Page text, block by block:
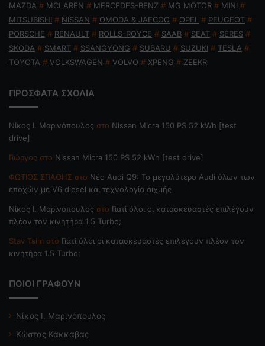
MAZDA # MCLAREN # MERCEDES-BENZ # MG MOTOR # MINI #
MITSUBISHI # NISSAN # OMODA & JAECOO # OPEL # PEUGEOT #
PORSCHE # RENAULT # ROLLS-ROYCE # SAAB # SEAT # SERES #
SKODA # SMART # SSANGYONG # SUBARU # SUZUKI # TESLA #
TOYOTA # VOLKSWAGEN # VOLVO # XPENG # ZEEKR
ΠΡΟΣΦΑΤΑ ΣΧΟΛΙΑ
Nίκος Ι. Mαρινόπουλος στο Nissan Micra 150 PS 52 kWh [test
drive]
Γιώργος στο Nissan Micra 150 PS 52 kWh [test drive]
ΦΩΤΙΟΣ ΣΠΑΘΗΣ στο Νέο Audi Q9: Το μεγαλύτερο Audi όλων των
εποχών με V6 diesel και τεχνολογία αιχμής
Nίκος Ι. Mαρινόπουλος στο Γιατί όλοι οι κατασκευαστές επιλέγουν
πλέον τον κινητήρα 1.5 Turbo;
Stav Tsim στο Γιατί όλοι οι κατασκευαστές επιλέγουν πλέον τον
κινητήρα 1.5 Turbo;
ΠΟΙΟΙ ΓΡΑΦΟΥΝ
Νίκος Ι. Μαρινόπουλος
Κώστας Κάκκαβας